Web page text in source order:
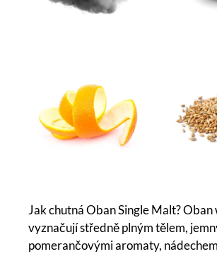
Jak chutná Oban Single Malt? Oban
vyznačují středně plným tělem,
pomerančovými aromaty,